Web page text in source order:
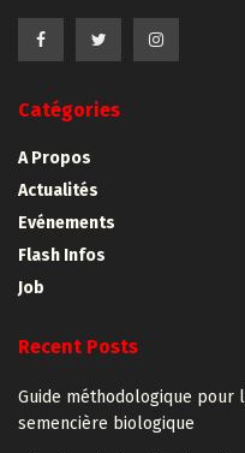
Catégories
A Propos
Actualités
Evénements
Flash Infos
Job
Recent Posts
Guide méthodologique pour
semencière biologique